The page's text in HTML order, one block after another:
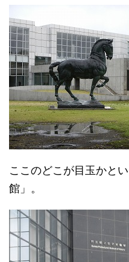
ここのどこが目玉かと
館」。